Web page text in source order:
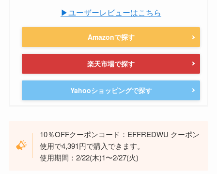
▶ユーザーレビューはこちら
Amazonで探す
楽天市場で探す
Yahooショッピングで探す
10％OFFクーポンコード：EFFREDWU クーポン
使用で4,391円で購入できます。
使用期間：2/22(木)1〜2/27(火)